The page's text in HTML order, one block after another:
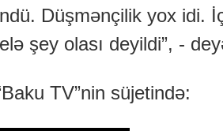
Düşmənçilik yox idi.
şey olası deyildi”, -
TV”nin süjetində: